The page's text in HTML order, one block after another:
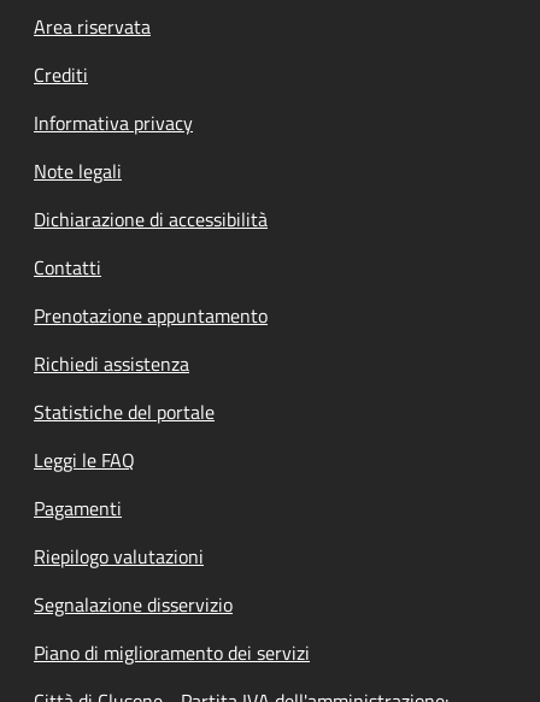
Footer menu
Area riservata
Crediti
Informativa privacy
Note legali
Dichiarazione di accessibilità
Contatti
Prenotazione appuntamento
Richiedi assistenza
Statistiche del portale
Leggi le FAQ
Pagamenti
Riepilogo valutazioni
Segnalazione disservizio
Piano di miglioramento dei servizi